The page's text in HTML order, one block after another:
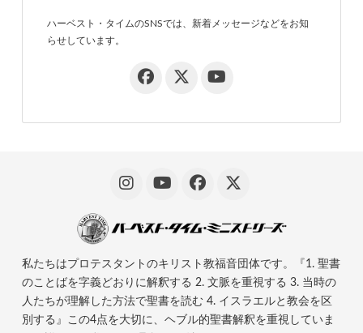
ハーベスト・タイムのSNSでは、新着メッセージなどをお知
らせしています。
私たちはプロテスタントのキリスト教福音団体です。『1. 聖書
のことばを字義どおりに解釈する 2. 文脈を重視する 3. 当時の
人たちが理解した方法で聖書を読む 4. イスラエルと教会を区
別する』この4点を大切に、ヘブル的聖書解釈を重視していま